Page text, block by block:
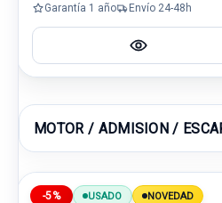
Garantía 1 año Envío 24-48h
MOTOR / ADMISION /
-5% USADO NOVEDAD